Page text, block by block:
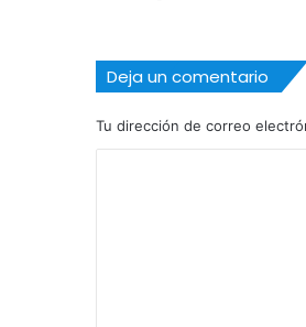
Deja un comentario
Tu dirección de correo